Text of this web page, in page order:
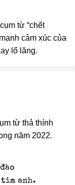
từ “chết
cảm xúc của
lố lăng.
từ thả thính
năm 2022.